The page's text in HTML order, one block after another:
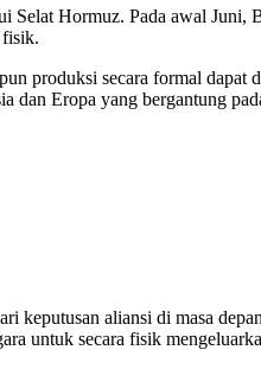
Selat Hormuz. Pada awal Juni,
fisik.
produksi secara formal dapat
dan Eropa yang bergantung
keputusan aliansi di masa
untuk secara fisik